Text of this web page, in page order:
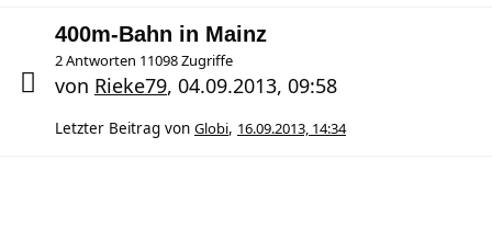
400m-Bahn in Mainz
2 Antworten 11098 Zugriffe
von Rieke79, 04.09.2013, 09:58
Letzter Beitrag von Globi, 16.09.2013, 14:34